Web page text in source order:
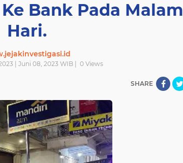
Bank Pada Malam
Hari.
| Juni 08, 2023 WIB | 0 Views
SHARE